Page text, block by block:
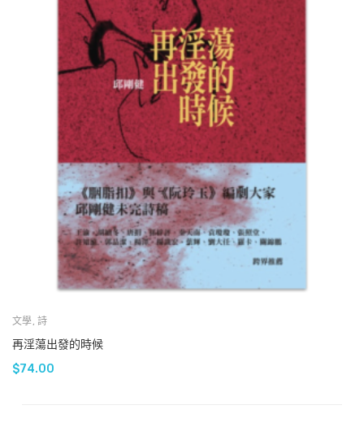
文學,詩
再淫蕩出發的時候
$74.00